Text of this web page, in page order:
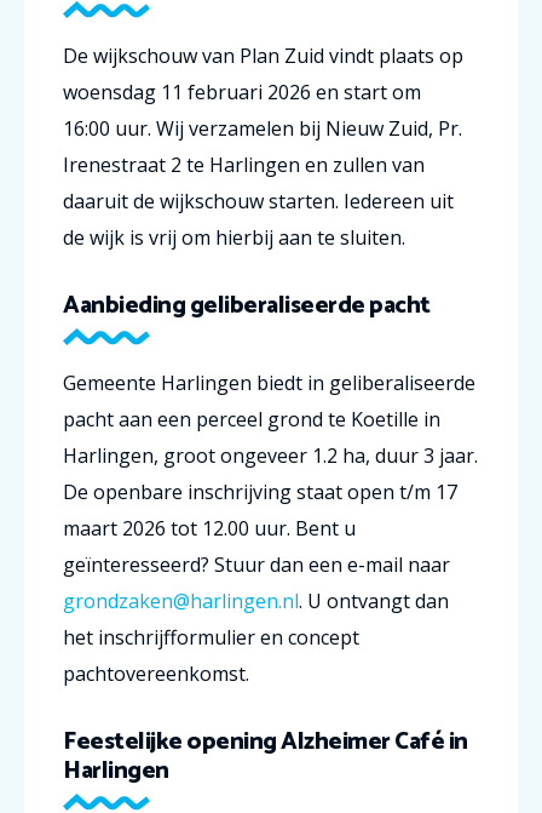
De wijkschouw van Plan Zuid vindt plaats op
woensdag 11 februari 2026 en start om
16:00 uur. Wij verzamelen bij Nieuw Zuid, Pr.
Irenestraat 2 te Harlingen en zullen van
daaruit de wijkschouw starten. Iedereen uit
de wijk is vrij om hierbij aan te sluiten.
Aanbieding geliberaliseerde pacht
Gemeente Harlingen biedt in geliberaliseerde
pacht aan een perceel grond te Koetille in
Harlingen, groot ongeveer 1.2 ha, duur 3 jaar.
De openbare inschrijving staat open t/m 17
maart 2026 tot 12.00 uur. Bent u
geïnteresseerd? Stuur dan een e-mail naar
grondzaken@harlingen.nl. U ontvangt dan
het inschrijfformulier en concept
pachtovereenkomst.
Feestelijke opening Alzheimer Café in
Harlingen